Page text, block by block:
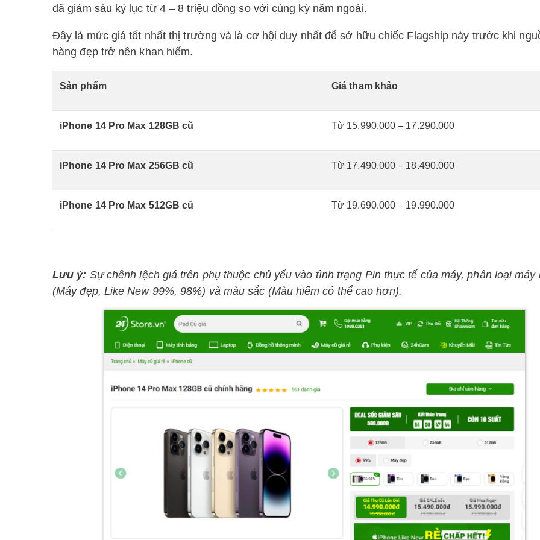
đã giảm sâu kỷ lục từ 4 – 8 triệu đồng so với cùng kỳ năm ngoái.
Đây là mức giá tốt nhất thị trường và là cơ hội duy nhất để sở hữu chiếc Flagship này trước khi
hàng đẹp trở nên khan hiếm.
Sản phẩm Giá tham khảo
iPhone 14 Pro Max 128GB cũ Từ 15.990.000 – 17.290.000
iPhone 14 Pro Max 256GB cũ Từ 17.490.000 – 18.490.000
iPhone 14 Pro Max 512GB cũ Từ 19.690.000 – 19.990.000
Lưu ý: Sự chênh lệch giá trên phụ thuộc chủ yếu vào tình trạng Pin thực tế của máy, phân loại máy
(Máy đẹp, Like New 99%, 98%) và màu sắc (Màu hiếm có thể cao hơn).